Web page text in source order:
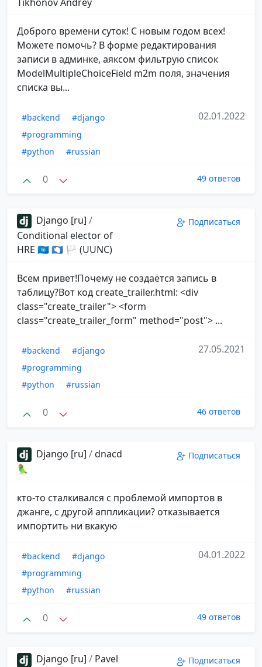
Доброго времени суток! С новым годом всех!
Можете помочь? В форме редактирования
записи в админке, аяксом фильтрую список
ModelMultipleChoiceField m2m поля, значения
списка вы...
#backend
#django
#programming
#python
#russian
02.01.2022
0 49 ответов
Django [ru] /
Conditional elector of
HRE 🇺🇳 🇦🇶 🏳 (UUNC)
Подписаться
Всем привет!Почему не создаётся запись в
таблицу?Вот код create_trailer.html: <div
class="create_trailer"> <form
class="create_trailer_form" method="post"> ...
#backend
#django
#programming
#python
#russian
27.05.2021
0 46 ответов
Django [ru] /dnacd
🦜
Подписаться
кто-то сталкивался с проблемой импортов в
джанге, с другой аппликации? отказывается
импортить ни вкакую
#backend
#django
#programming
#python
#russian
04.01.2022
0 49 ответов
Django [ru] / Pavel
Подписаться